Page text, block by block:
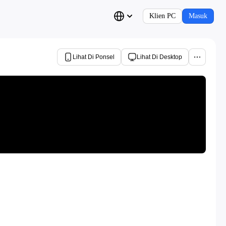
Klien PC Masuk
Lihat Di Ponsel Lihat Di Desktop